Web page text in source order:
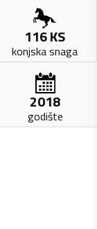
116KS
konjska snaga
2018
godište